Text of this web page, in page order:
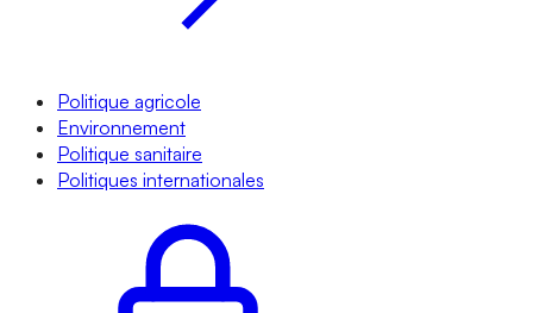
Politique agricole
Environnement
Politique sanitaire
Politiques internationales